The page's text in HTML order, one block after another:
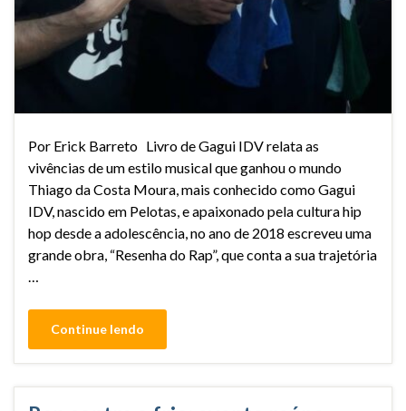
Por Erick Barreto Livro de Gagui IDV relata as
vivências de um estilo musical que ganhou o mundo
Thiago da Costa Moura, mais conhecido como Gagui
IDV, nascido em Pelotas, e apaixonado pela cultura hip
hop desde a adolescência, no ano de 2018 escreveu uma
grande obra, “Resenha do Rap”, que conta a sua trajetória
Continue lendo